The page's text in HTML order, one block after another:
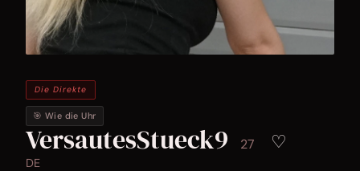
Die Direkte
🎯 Wie die Uhr
VersautesStueck9 27 ♡
DE